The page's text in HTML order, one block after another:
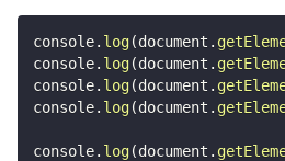
console. log(document .
console. log(document .
console. log(document .
console. log(document .
console. log(document .